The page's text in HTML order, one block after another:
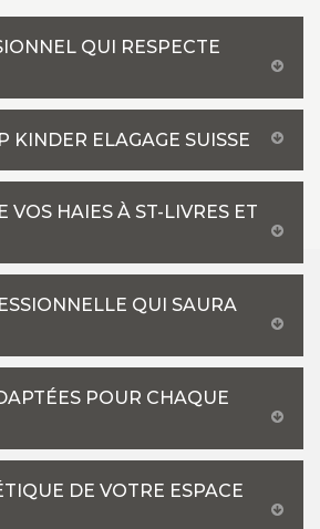
QUI RESPECTE
KINDER ELAGAGE SUISSE
VOS HAIES À ST-LIVRES ET
QUI SAURA
POUR CHAQUE
DE VOTRE ESPACE